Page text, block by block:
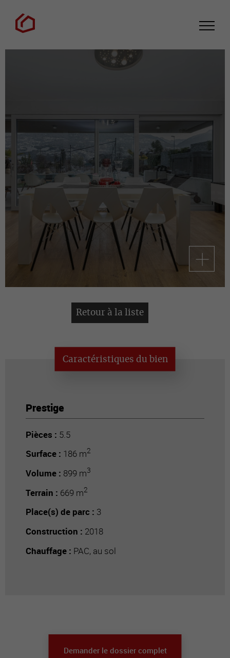
Retour à la liste
Caractéristiques du bien
Prestige
Pièces : 5.5
Surface : 186 m2
Volume : 899 m3
Terrain : 669 m2
Place(s) de parc : 3
Construction : 2018
Chauffage : PAC, au sol
Demander le dossier complet